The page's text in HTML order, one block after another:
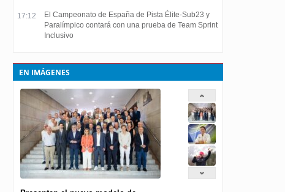
17:12
El Campeonato de España de Pista Élite-Sub23 y
Paralímpico contará con una prueba de Team Sprint
Inclusivo
EN IMÁGENES